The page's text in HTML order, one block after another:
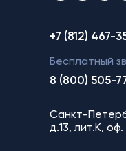
+7 (812) 467-
Бесплатный
8 (800) 505-
Санкт-
д.13, лит.К, оф.